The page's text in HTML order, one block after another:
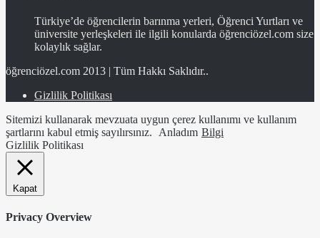
Türkiye’de öğrencilerin barınma yerleri, Öğrenci Yurtları ve
üniversite yerleşkeleri ile ilgili konularda öğrenciözel.com size
kolaylık sağlar.
öğrenciözel.com 2013 | Tüm Hakkı Saklıdır..
Gizlilik Politikası
Sitemizi kullanarak mevzuata uygun çerez kullanımı ve kullanım
şartlarını kabul etmiş sayılırsınız.
Anladım Bilgi
Gizlilik Politikası
Kapat
Privacy Overview